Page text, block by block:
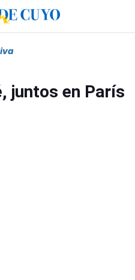
juntos en París